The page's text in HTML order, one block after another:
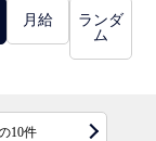
月給
ランダ
ム
10件